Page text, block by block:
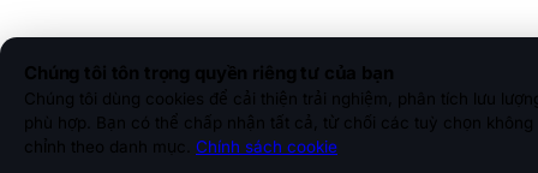
Chúng tôi tôn trọng quyền riêng tư của bạn
Chúng tôi dùng cookies để cải thiện trải nghiệm, phân tích lưu
phù hợp. Bạn có thể chấp nhận tất cả, từ chối các tuỳ chọn
chỉnh theo danh mục. Chính sách cookie